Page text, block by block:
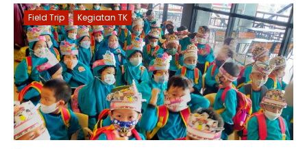
Field Trip Kegiatan TK